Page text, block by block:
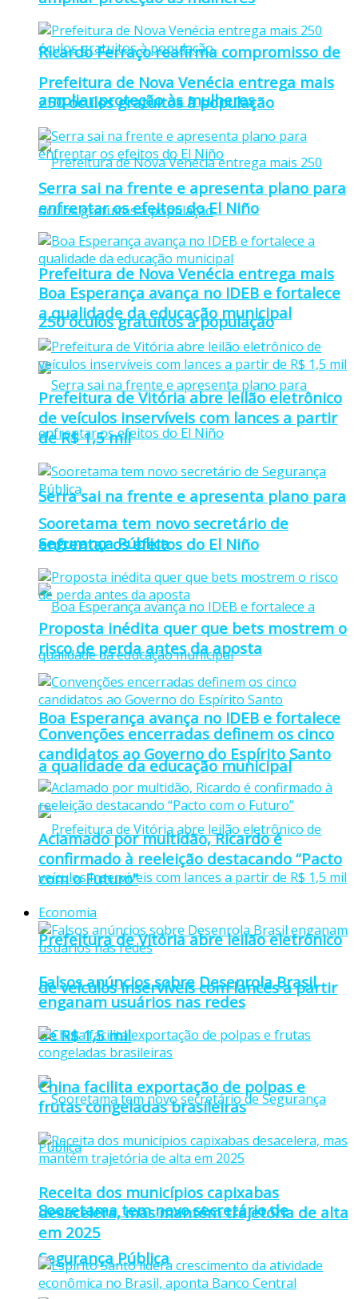
Ricardo Ferraço reafirma compromisso de
ampliar proteção às mulheres
Prefeitura de Nova Venécia entrega mais
250 óculos gratuitos à população
Serra sai na frente e apresenta plano para
enfrentar os efeitos do El Niño
Boa Esperança avança no IDEB e fortalece
a qualidade da educação municipal
Prefeitura de Vitória abre leilão eletrônico
de veículos inservíveis com lances a partir
de R$ 1,5 mil
Sooretama tem novo secretário de
Segurança Pública
Prefeitura de Nova Venécia entrega mais
250 óculos gratuitos à população
Serra sai na frente e apresenta plano para
enfrentar os efeitos do El Niño
Boa Esperança avança no IDEB e fortalece
a qualidade da educação municipal
Prefeitura de Vitória abre leilão eletrônico
de veículos inservíveis com lances a partir
de R$ 1,5 mil
Sooretama tem novo secretário de
Segurança Pública
Proposta inédita quer que bets mostrem o
risco de perda antes da aposta
Convenções encerradas definem os cinco
candidatos ao Governo do Espírito Santo
Aclamado por multidão, Ricardo é
confirmado à reeleição destacando “Pacto
com o Futuro”
Economia
Falsos anúncios sobre Desenrola Brasil
enganam usuários nas redes
China facilita exportação de polpas e
frutas congeladas brasileiras
Receita dos municípios capixabas
desacelera, mas mantém trajetória de alta
em 2025